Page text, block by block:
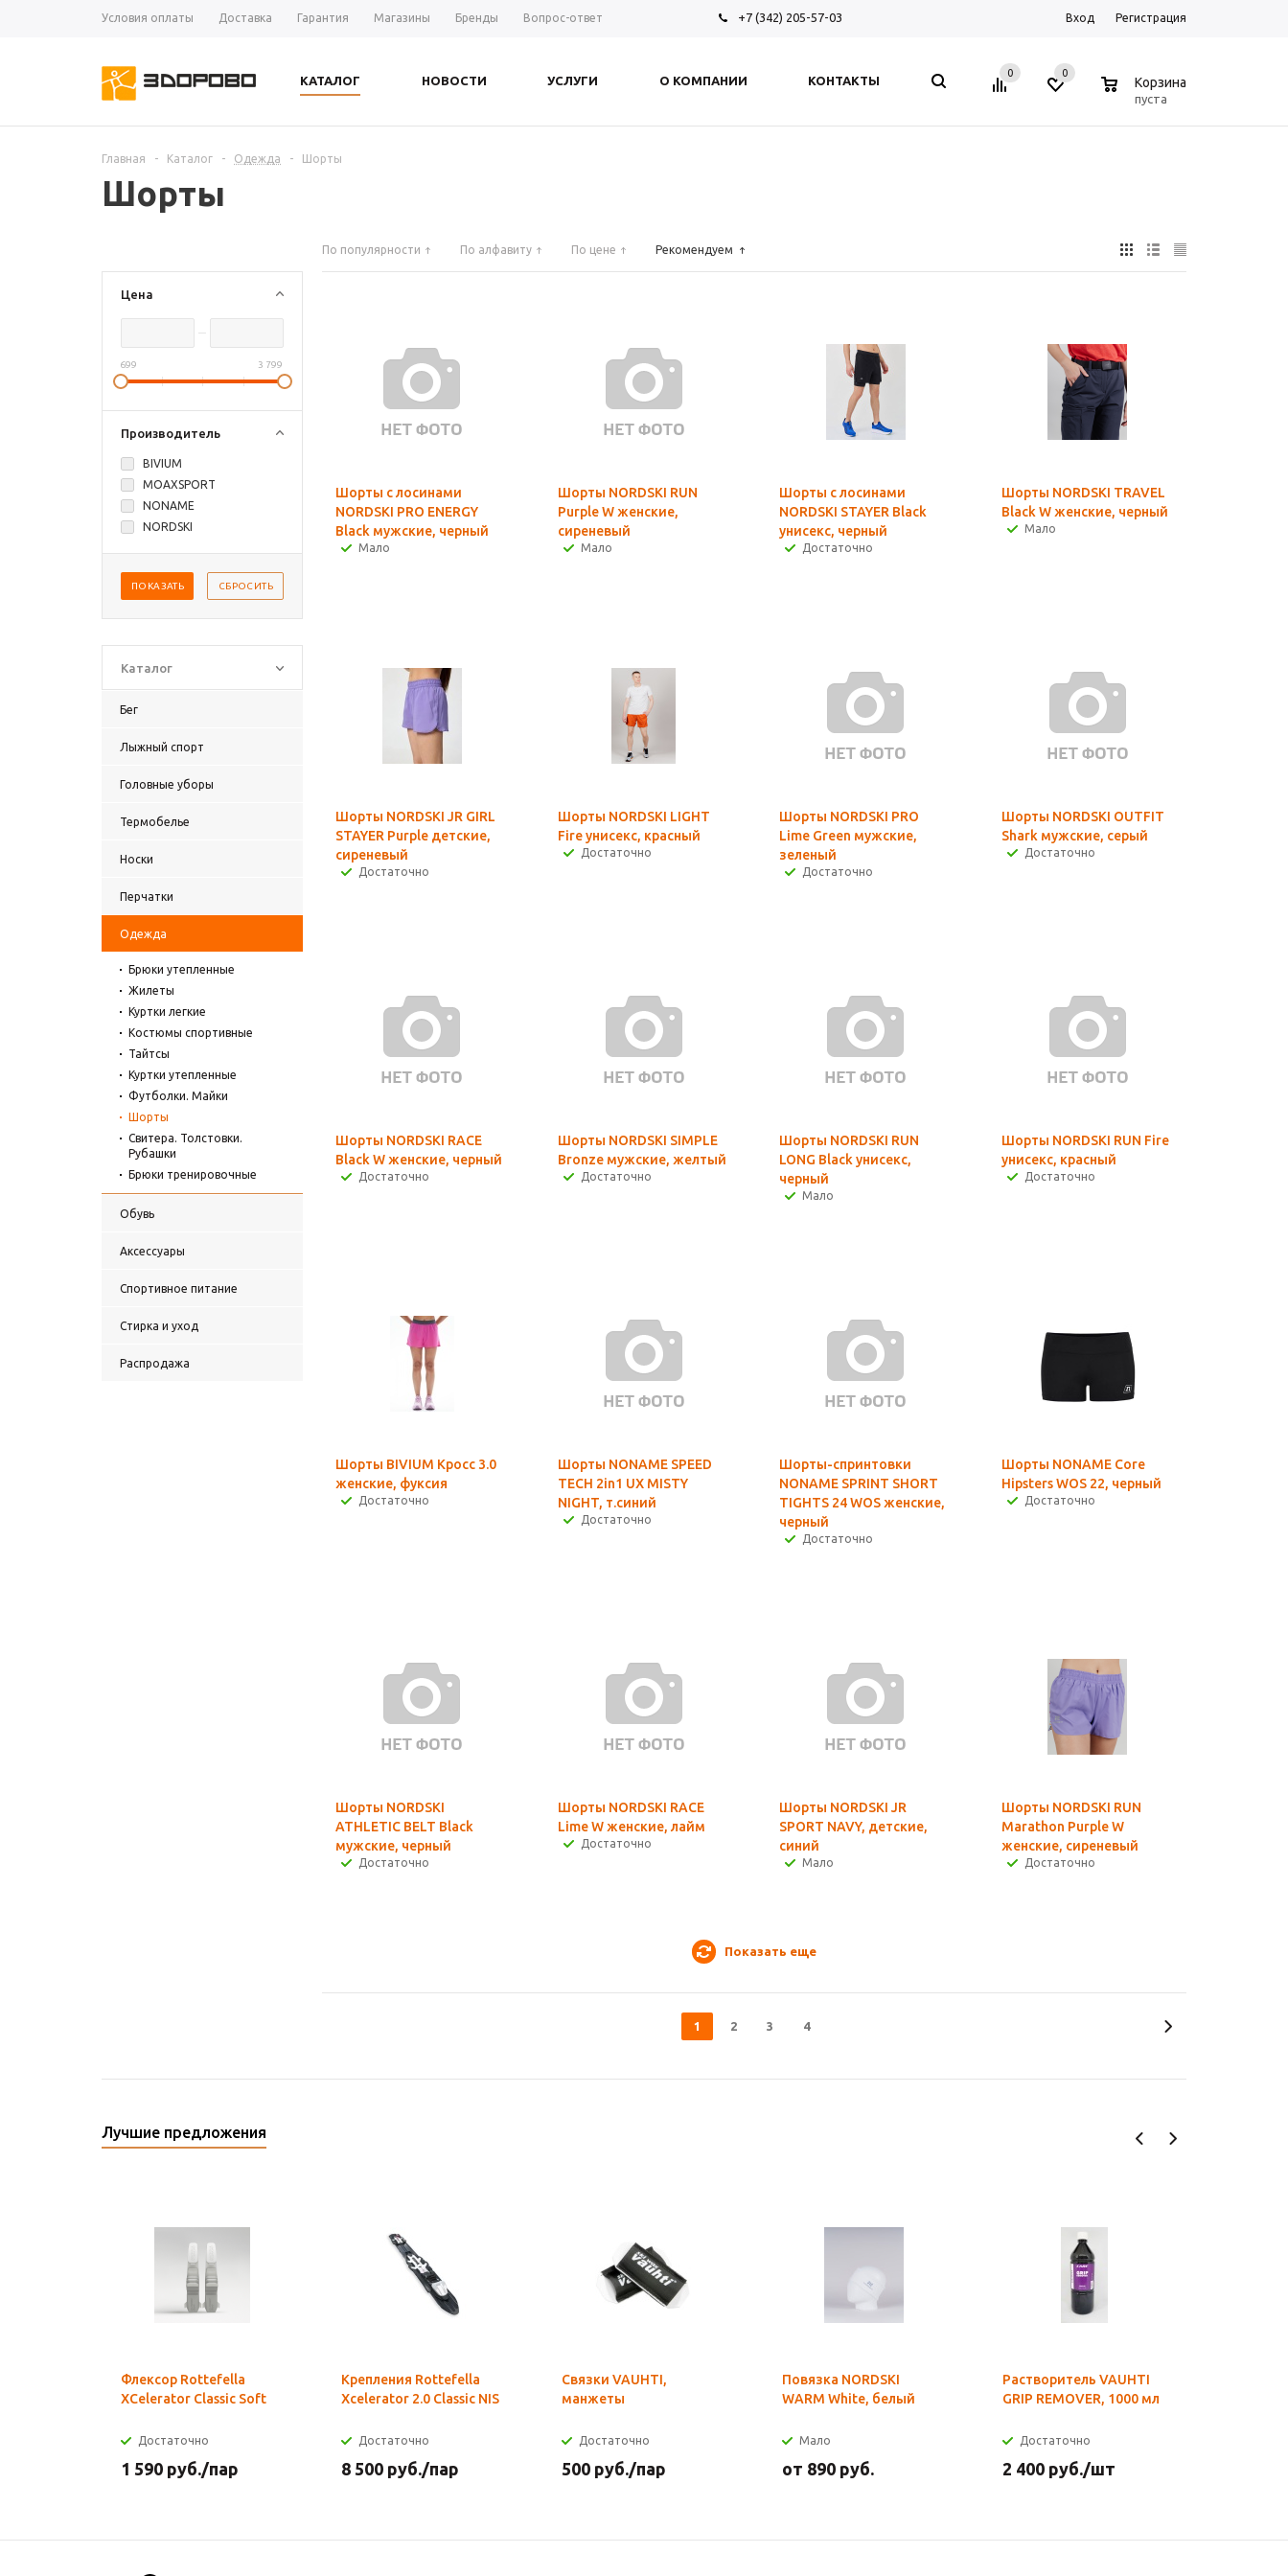
Условия оплаты Доставка Гарантия Магазины Бренды Вопрос-ответ +7 (342) 205-57-03 Вход Регистрация
КАТАЛОГ НОВОСТИ УСЛУГИ О КОМПАНИИ КОНТАКТЫ
0 0
Корзина
пуста
Главная - Каталог - Одежда - Шорты
Шорты
Цена
699 3 799
Производитель
BIVIUM
MOAXSPORT
NONAME
NORDSKI
ПОКАЗАТЬ СБРОСИТЬ
Каталог
Бег
Лыжный спорт
Головные уборы
Термобелье
Носки
Перчатки
Одежда
Брюки утепленные
Жилеты
Куртки легкие
Костюмы спортивные
Тайтсы
Куртки утепленные
Футболки. Майки
Шорты
Свитера. Толстовки.
Рубашки
Брюки тренировочные
Обувь
Аксессуары
Спортивное питание
Стирка и уход
Распродажа
По популярности По алфавиту По цене Рекомендуем
Шорты с лосинами
NORDSKI PRO ENERGY
Black мужские, черный
Мало
Шорты NORDSKI RUN
Purple W женские,
сиреневый
Мало
Шорты с лосинами
NORDSKI STAYER Black
унисекс, черный
Достаточно
Шорты NORDSKI TRAVEL
Black W женские, черный
Мало
Шорты NORDSKI JR GIRL
STAYER Purple детские,
сиреневый
Достаточно
Шорты NORDSKI LIGHT
Fire унисекс, красный
Достаточно
Шорты NORDSKI PRO
Lime Green мужские,
зеленый
Достаточно
Шорты NORDSKI OUTFIT
Shark мужские, серый
Достаточно
Шорты NORDSKI RACE
Black W женские, черный
Достаточно
Шорты NORDSKI SIMPLE
Bronze мужские, желтый
Достаточно
Шорты NORDSKI RUN
LONG Black унисекс,
черный
Мало
Шорты NORDSKI RUN Fire
унисекс, красный
Достаточно
Шорты BIVIUM Кросс 3.0
женские, фуксия
Достаточно
Шорты NONAME SPEED
TECH 2in1 UX MISTY
NIGHT, т.синий
Достаточно
Шорты-спринтовки
NONAME SPRINT SHORT
TIGHTS 24 WOS женские,
черный
Достаточно
Шорты NONAME Core
Hipsters WOS 22, черный
Достаточно
Шорты NORDSKI
ATHLETIC BELT Black
мужские, черный
Достаточно
Шорты NORDSKI RACE
Lime W женские, лайм
Достаточно
Шорты NORDSKI JR
SPORT NAVY, детские,
синий
Мало
Шорты NORDSKI RUN
Marathon Purple W
женские, сиреневый
Достаточно
Показать еще
1 2 3 4
Лучшие предложения
Флексор Rottefella
XCelerator Classic Soft
Достаточно
1 590 руб./пар
Крепления Rottefella
Xcelerator 2.0 Classic NIS
Достаточно
8 500 руб./пар
Связки VAUHTI,
манжеты
Достаточно
500 руб./пар
Повязка NORDSKI
WARM White, белый
Мало
от 890 руб.
Растворитель VAUHTI
GRIP REMOVER, 1000 мл
Достаточно
2 400 руб./шт